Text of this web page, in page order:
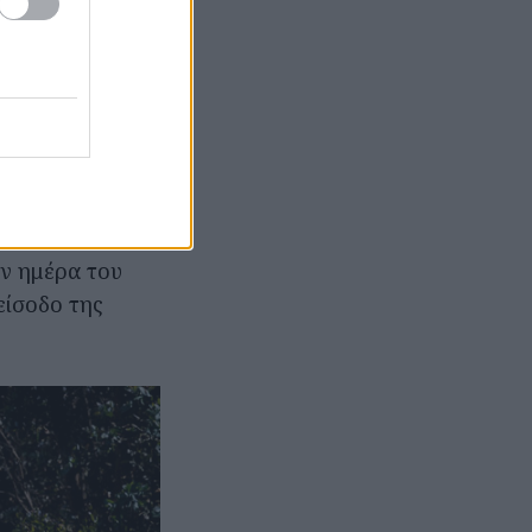
παράλληλα,
το κοινό,
η πρόσβαση
ημέρα του
της